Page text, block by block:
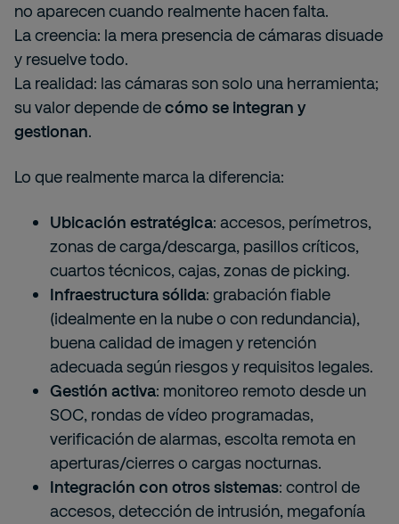
no aparecen cuando realmente hacen falta.
La creencia: la mera presencia de cámaras disuade
y resuelve todo.
La realidad: las cámaras son solo una herramienta;
su valor depende decómo se integran y
gestionan.
Lo que realmente marca la diferencia:
Ubicación estratégica: accesos, perímetros,
zonas de carga/descarga, pasillos críticos,
cuartos técnicos, cajas, zonas de picking.
Infraestructura sólida: grabación fiable
(idealmente en la nube o con redundancia),
buena calidad de imagen y retención
adecuada según riesgos y requisitos legales.
Gestión activa: monitoreo remoto desde un
SOC, rondas de vídeo programadas,
verificación de alarmas, escolta remota en
aperturas/cierres o cargas nocturnas.
Integración con otros sistemas: control de
accesos, detección de intrusión, megafonía